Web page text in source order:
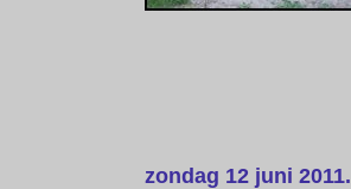
zondag 12 juni 2011.